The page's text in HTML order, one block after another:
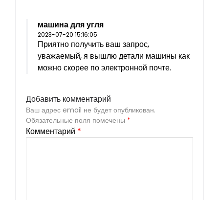
машина для угля
2023-07-20 15:16:05
Приятно получить ваш запрос,
уважаемый, я вышлю детали машины как
можно скорее по электронной почте.
Добавить комментарий
Ваш адрес email не будет опубликован.
Обязательные поля помечены *
Комментарий *